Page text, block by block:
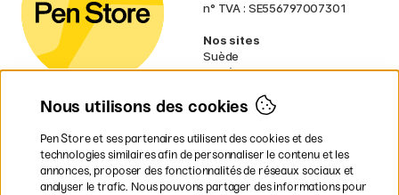
n° TVA : SE556797007301
Nos sites
Suède
Norvège
Finlande
Irlande
Pays-Bas
Royaume-Uni
UE
Nous utilisons des cookies
Pen Store et ses partenaires utilisent des cookies et des
technologies similaires afin de personnaliser le contenu et les
annonces, proposer des fonctionnalités de réseaux sociaux et
analyser le trafic. Nous pouvons partager des informations pour